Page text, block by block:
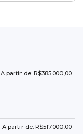
A partir de: R$385.000,00
A partir de: R$517.000,00